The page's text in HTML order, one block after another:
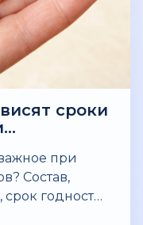
сроки
при
Состав,
годности.